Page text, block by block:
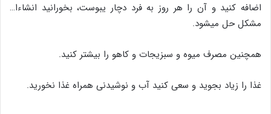
اضافه کنید و آن را هر روز به فرد دچار یبوست، بخورانید انشاءا…
مشکل حل میشود.
همچنین مصرف میوه و سبزیجات و کاهو را بیشتر کنید.
غذا را زیاد بجوید و سعی کنید آب و نوشیدنی همراه غذا نخورید.